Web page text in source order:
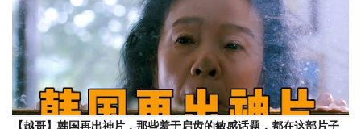
【越哥】韩国再出神片，那些羞于启齿的敏感话题，都在这部片子